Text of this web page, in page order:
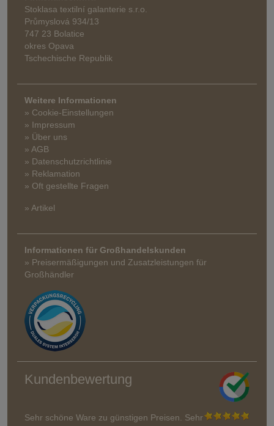
Stoklasa textilní galanterie s.r.o.
Průmyslová 934/13
747 23 Bolatice
okres Opava
Tschechische Republik
Weitere Informationen
» Cookie-Einstellungen
» Impressum
» Über uns
» AGB
» Datenschutzrichtlinie
» Reklamation
» Oft gestellte Fragen
» Artikel
Informationen für Großhandelskunden
» Preisermäßigungen und Zusatzleistungen für
Großhändler
Kundenbewertung
Sehr schöne Ware zu günstigen Preisen. Sehr